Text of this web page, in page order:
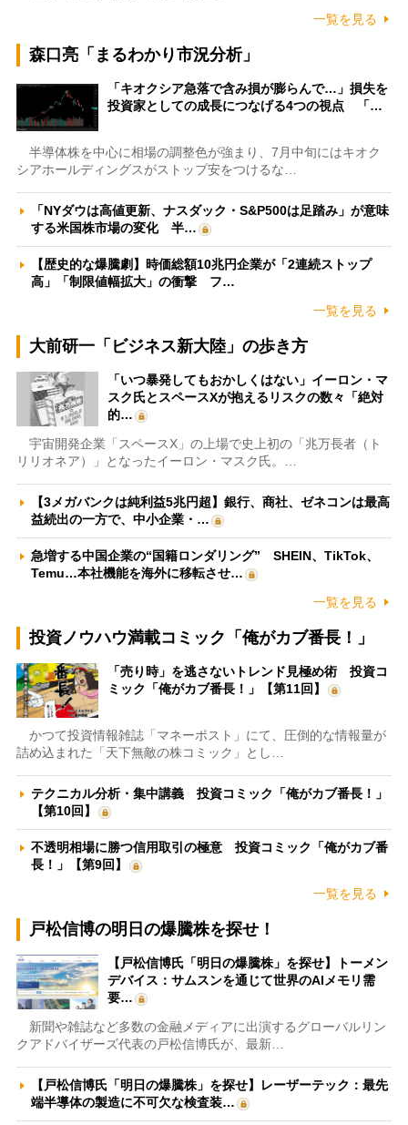
一覧を見る
森口亮「まるわかり市況分析」
「キオクシア急落で含み損が膨らんで…」損失を
投資家としての成長につなげる4つの視点 「…
半導体株を中心に相場の調整色が強まり、7月中旬にはキオク
シアホールディングスがストップ安をつけるな…
「NYダウは高値更新、ナスダック・S&P500は足踏み」が意味
する米国株市場の変化 半…
【歴史的な爆騰劇】時価総額10兆円企業が「2連続ストップ
高」「制限値幅拡大」の衝撃 フ…
一覧を見る
大前研一「ビジネス新大陸」の歩き方
「いつ暴発してもおかしくはない」イーロン・マ
スク氏とスペースXが抱えるリスクの数々「絶対
的…
宇宙開発企業「スペースX」の上場で史上初の「兆万長者（ト
リリオネア）」となったイーロン・マスク氏。…
【3メガバンクは純利益5兆円超】銀行、商社、ゼネコンは最高
益続出の一方で、中小企業・…
急増する中国企業の“国籍ロンダリング” SHEIN、TikTok、
Temu…本社機能を海外に移転させ…
一覧を見る
投資ノウハウ満載コミック「俺がカブ番長！」
「売り時」を逃さないトレンド見極め術 投資コ
ミック「俺がカブ番長！」【第11回】
かつて投資情報雑誌「マネーポスト」にて、圧倒的な情報量が
詰め込まれた「天下無敵の株コミック」とし…
テクニカル分析・集中講義 投資コミック「俺がカブ番長！」
【第10回】
不透明相場に勝つ信用取引の極意 投資コミック「俺がカブ番
長！」【第9回】
一覧を見る
戸松信博の明日の爆騰株を探せ！
【戸松信博氏「明日の爆騰株」を探せ】トーメン
デバイス：サムスンを通じて世界のAIメモリ需
要…
新聞や雑誌など多数の金融メディアに出演するグローバルリン
クアドバイザーズ代表の戸松信博氏が、最新…
【戸松信博氏「明日の爆騰株」を探せ】レーザーテック：最先
端半導体の製造に不可欠な検査装…